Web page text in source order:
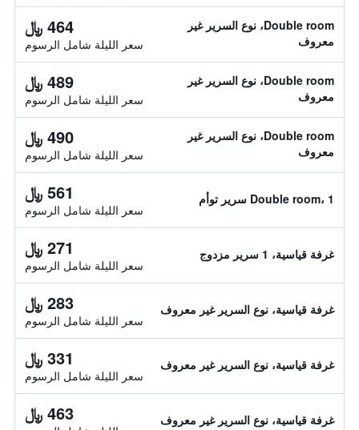
Double room، نوع السرير غير
معروف
464 ﷼
سعر الليلة شامل الرسوم
Double room، نوع السرير غير
معروف
489 ﷼
سعر الليلة شامل الرسوم
Double room، نوع السرير غير
معروف
490 ﷼
سعر الليلة شامل الرسوم
Double room، 1 سرير توأم 561 ﷼
سعر الليلة شامل الرسوم
غرفة قياسية، 1 سرير مزدوج 271 ﷼
سعر الليلة شامل الرسوم
غرفة قياسية، نوع السرير غير معروف 283 ﷼
سعر الليلة شامل الرسوم
غرفة قياسية، نوع السرير غير معروف 331 ﷼
سعر الليلة شامل الرسوم
غرفة قياسية، نوع السرير غير معروف 463 ﷼